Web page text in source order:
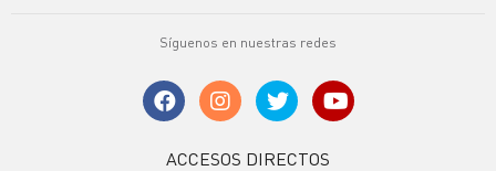
Síguenos en nuestras redes
ACCESOS DIRECTOS